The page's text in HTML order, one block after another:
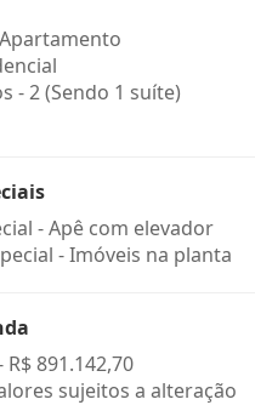
- 2 (Sendo 1 suíte)
- Apê com elevador
- Imóveis na planta
R$ 891.142,70
sujeitos a alteração